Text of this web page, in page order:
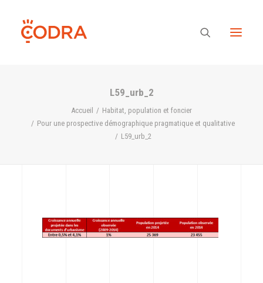
Des valeurs, une équipe
Nos références
L59_urb_2
Accueil
Habitat, population et foncier
Pour une prospective démographique pragmatique et qualitative
L59_urb_2